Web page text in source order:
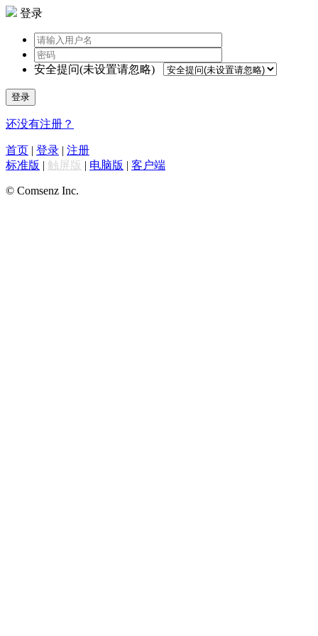
登录
安全提问(未设置请忽略)
登录
还没有注册？
首页 | 登录 | 注册
标准版 | 触屏版 | 电脑版 | 客户端
© Comsenz Inc.